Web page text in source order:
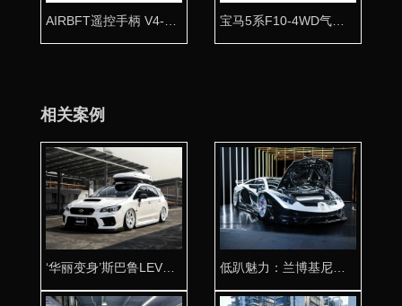
相关案例